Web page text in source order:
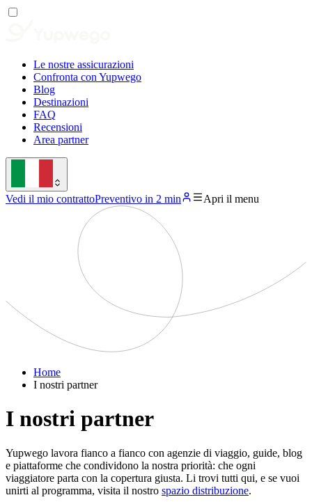
Le nostre assicurazioni
Confronta con Yupwego
Blog
Destinazioni
FAQ
Recensioni
Area partner
Vedi il mio contrattoPreventivo in 2 min Apri il menu
Home
I nostri partner
I nostri partner
Yupwego lavora fianco a fianco con agenzie di viaggio, guide, blog
e piattaforme che condividono la nostra priorità: che ogni
viaggiatore parta con la copertura giusta. Li trovi tutti qui, e se vuoi
unirti al programma, visita il nostro spazio distribuzione.